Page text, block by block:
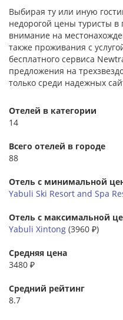
Выбирая ту или иную
недорогой цены туристы
внимание на
также проживания с
бесплатного сервиса
предложения на
только среди надежных
Отелей в категории
14
Всего отелей в городе
88
Отель с минимальной
Yabuli Ski Resort and Spa
Отель с максимальной
Yabuli Xintong (3960 ₽)
Средняя цена
3480 ₽
Средний рейтинг
8.7